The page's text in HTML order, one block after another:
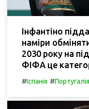
Інфантіно
наміри
2030 року на
ФІФА це
#Іспанія #Португалія